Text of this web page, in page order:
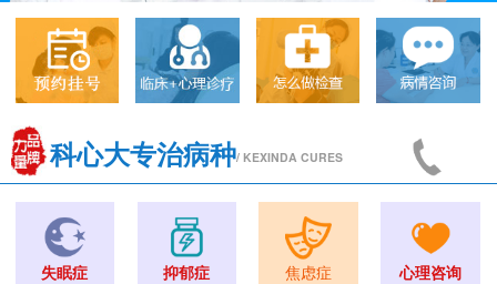
科心大专治病种/ KEXINDA CURES
失眠症 抑郁症 焦虑症 心理咨询